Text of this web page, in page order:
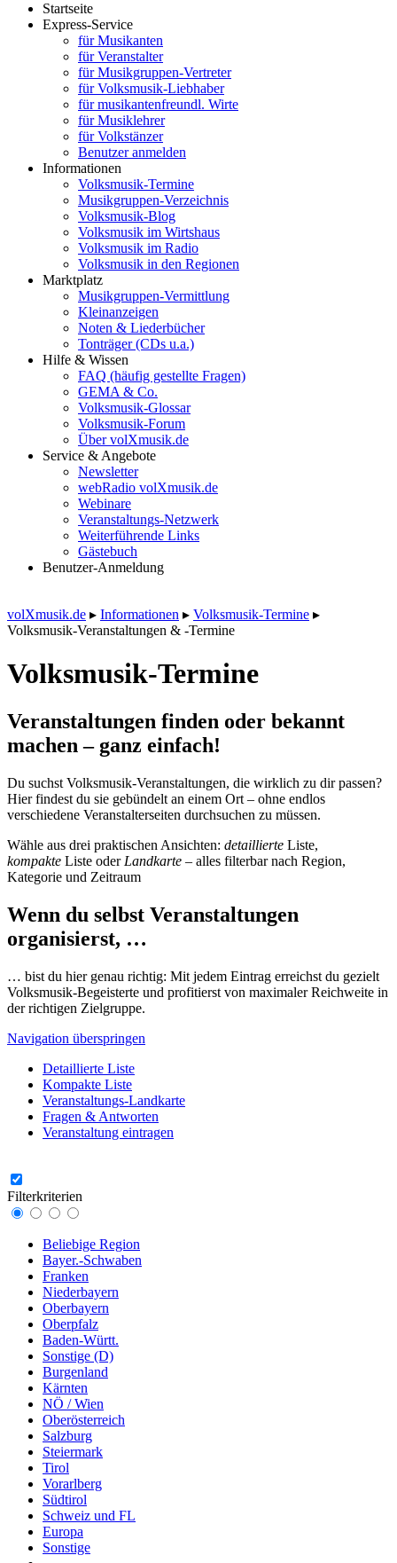
Startseite
Express-Service
für Musikanten
für Veranstalter
für Musikgruppen-Vertreter
für Volksmusik-Liebhaber
für musikantenfreundl. Wirte
für Musiklehrer
für Volkstänzer
Benutzer anmelden
Informationen
Volksmusik-Termine
Musikgruppen-Verzeichnis
Volksmusik-Blog
Volksmusik im Wirtshaus
Volksmusik im Radio
Volksmusik in den Regionen
Marktplatz
Musikgruppen-Vermittlung
Kleinanzeigen
Noten & Liederbücher
Tonträger (CDs u.a.)
Hilfe & Wissen
FAQ (häufig gestellte Fragen)
GEMA & Co.
Volksmusik-Glossar
Volksmusik-Forum
Über volXmusik.de
Service & Angebote
Newsletter
webRadio volXmusik.de
Webinare
Veranstaltungs-Netzwerk
Weiterführende Links
Gästebuch
Benutzer-Anmeldung
volXmusik.de ▸ Informationen ▸ Volksmusik-Termine ▸
Volksmusik-Veranstaltungen & -Termine
Volksmusik-Termine
Veranstaltungen finden oder bekannt
machen – ganz einfach!
Du suchst Volksmusik-Veranstaltungen, die wirklich zu dir passen?
Hier findest du sie gebündelt an einem Ort – ohne endlos
verschiedene Veranstalterseiten durchsuchen zu müssen.
Wähle aus drei praktischen Ansichten: detaillierte Liste,
kompakte Liste oder Landkarte – alles filterbar nach Region,
Kategorie und Zeitraum
Wenn du selbst Veranstaltungen
organisierst, …
… bist du hier genau richtig: Mit jedem Eintrag erreichst du gezielt
Volksmusik-Begeisterte und profitierst von maximaler Reichweite in
der richtigen Zielgruppe.
Navigation überspringen
Detaillierte Liste
Kompakte Liste
Veranstaltungs-Landkarte
Fragen & Antworten
Veranstaltung eintragen
Filterkriterien
Beliebige Region
Bayer.-Schwaben
Franken
Niederbayern
Oberbayern
Oberpfalz
Baden-Württ.
Sonstige (D)
Burgenland
Kärnten
NÖ / Wien
Oberösterreich
Salzburg
Steiermark
Tirol
Vorarlberg
Südtirol
Schweiz und FL
Europa
Sonstige